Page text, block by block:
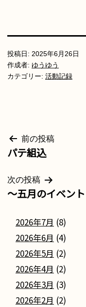
投稿日: 2025年6月26日
作成者: ゆうゆう
カテゴリー: 活動記録
投
稿
ナ
ビ
ゲ
ー
シ
ョ
ン
前の投稿
パテ組込
次の投稿
～五月のイベン
2026年7月 (8)
2026年6月 (4)
2026年5月 (2)
2026年4月 (2)
2026年3月 (3)
2026年2月 (2)